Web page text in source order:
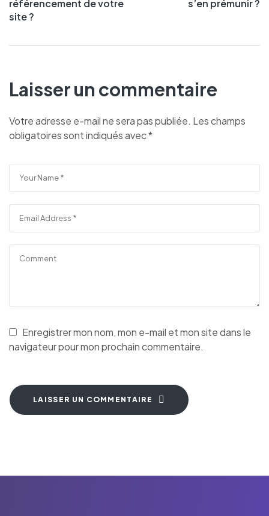
référencement de votre
site ?
s’en prémunir ?
Laisser un commentaire
Votre adresse e-mail ne sera pas publiée. Les champs
obligatoires sont indiqués avec*
Enregistrer mon nom, mon e-mail et mon site dans le
navigateur pour mon prochain commentaire.
LAISSER UN COMMENTAIRE